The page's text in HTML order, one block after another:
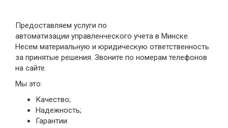
Предоставляем услуги по
автоматизации управленческого учета в Минске.
Несем материальную и юридическую ответственность
за принятые решения. Звоните по номерам телефонов
на сайте.
Мы это:
Качество;
Надежность;
Гарантии.